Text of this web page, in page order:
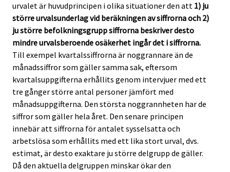
urvalet är huvudprincipen i olika situationer den att 1) ju
större urvalsunderlag vid beräkningen av siffrorna och 2)
ju större befolkningsgrupp siffrorna beskriver desto
mindre urvalsberoende osäkerhet ingår det i siffrorna.
Till exempel kvartalssiffrorna är noggrannare än de
månadssiffror som gäller samma sak, eftersom
kvartalsuppgifterna erhållits genom intervjuer med ett
tre gånger större antal personer jämfört med
månadsuppgifterna. Den största noggrannheten har de
siffror som gäller hela året. Den senare principen
innebär att siffrorna för antalet sysselsatta och
arbetslösa som erhållits med ett lika stort urval, dvs.
estimat, är desto exaktare ju större delgrupp de gäller.
Då den aktuella delgruppen minskar ökar den